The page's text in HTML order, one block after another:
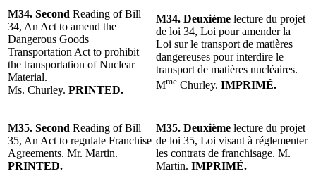
M34. Second Reading of Bill
34, An Act to amend the
Dangerous Goods
Transportation Act to prohibit
the transportation of Nuclear
Material.
Ms. Churley. PRINTED.
M34. Deuxième lecture du projet
de loi 34, Loi pour amender la
Loi sur le transport de matières
dangereuses pour interdire le
transport de matières nucléaires.
Mme Churley. IMPRIMÉ.
M35. Second Reading of Bill
35, An Act to regulate Franchise
Agreements. Mr. Martin.
PRINTED.
M35. Deuxième lecture du projet
de loi 35, Loi visant à réglementer
les contrats de franchisage. M.
Martin. IMPRIMÉ.